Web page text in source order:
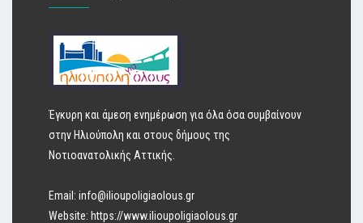
Έγκυρη και άμεση ενημέρωση για όλα όσα συμβαίνουν
στην Ηλιούπολη και στους δήμους της
Νοτιοανατολικής Αττικής.
Email: info@ilioupoligiaolous.gr
Website: https://www.ilioupoligiaolous.gr